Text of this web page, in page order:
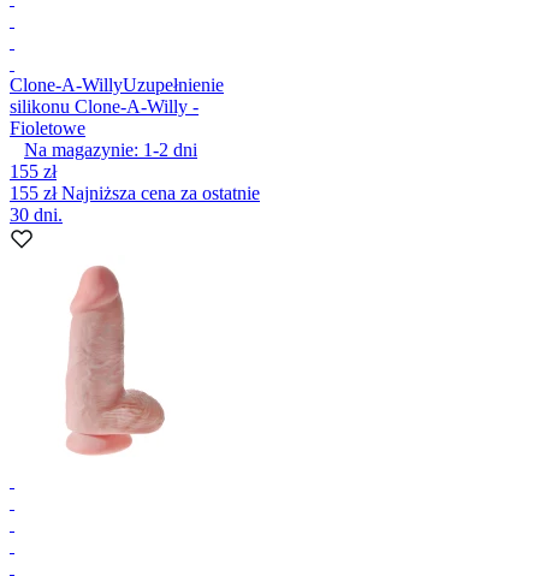
Clone-A-WillyUzupełnienie
silikonu Clone-A-Willy -
Fioletowe
Na magazynie: 1-2 dni
155 zł
155 złNajniższa cena za ostatnie
30 dni.